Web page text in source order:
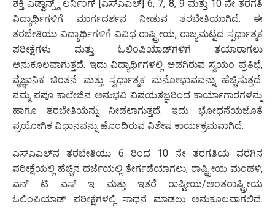
ಶಕ್ತಿ ಎಡ್ವಾನ್ಸ್ಡ್ ಲರ್ನಿಂಗ್ [ಎಸ್‌ಎಎಲ್] 6, 7, 8, 9 ಮತ್ತು 10 ನೇ ತರಗತಿ
ವಿದ್ಯಾರ್ಥಿಗಳಿಗೆ ಮಾರ್ಗದರ್ಶನ ನೀಡುವ ತರಬೇತಿಯಾಗಿದೆ. ಈ
ತರಬೇತಿಯು ವಿದ್ಯಾರ್ಥಿಗಳಿಗೆ ವಿವಿಧ ರಾಷ್ಟ್ರೀಯ, ರಾಜ್ಯಮಟ್ಟದ ಸ್ಪರ್ಧಾತ್ಮಕ
ಪರೀಕ್ಷೆಗಳು ಮತ್ತು ಓಲಿಂಪಿಯಾಡ್‌ಗಳಿಗೆ ತಯಾರಾಗಲು
ಅನುಕೂಲವಾಗುತ್ತದೆ. ಇದು ವಿದ್ಯಾರ್ಥಿಗಳಲ್ಲಿ ಅಡಗಿರುವ ಸ್ವಯಂ ಪ್ರತಿಭೆ,
ವೈಜ್ಞಾನಿಕ ಚಿಂತನೆ ಮತ್ತು ಸ್ವರ್ಧಾತ್ಮಕ ಮನೋಭಾವವನ್ನು ಹೆಚ್ಚಿಸುತ್ತದೆ.
ನಮ್ಮ ಪಪೂ ಕಾಲೇಜಿನ ಅನುಭವಿ ವಿಷಯತಜ್ಞರಿಂದ ಕಾರ್ಯಾಗಾರಗಳನ್ನು
ಹಾಗೂ ತರಬೇತಿಯನ್ನು ನೀಡಲಾಗುತ್ತದೆ. ಇದು ಭೋಧನೆಯಜೊತೆ
ಪ್ರಯೋಗಿಕ ವಿಧಾನವನ್ನು ಹೊಂದಿರುವ ವಿಶೇಷ ಕಾರ್ಯಕ್ರಮವಾಗಿದೆ.
ಎಸ್‌ಎಎಲ್‌ನ ತರಬೇತಿಯು 6 ರಿಂದ 10 ನೇ ತರಗತಿಯ ವರೆಗಿನ
ಪರೀಕ್ಷೆಯಲ್ಲಿ ಹೆಚ್ಚಿನ ದರ್ಜೆಯಲ್ಲಿ ತೇರ್ಗಡೆಯಾಗಲು, ರಾಷ್ಟ್ರೀಯ ಮಂಡಳಿ,
ಎನ್ ಟಿ ಎಸ್ ಇ ಮತ್ತು ಇತರೆ ರಾಷ್ಟೀಯ/ಅಂತರಾಷ್ಟ್ರೀಯ
ಓಲಿಂಪಿಯಾಡ್‌ ಪರೀಕ್ಷೆಗಳಲ್ಲಿ ಸಾಧನೆ ಮಾಡಲು ಅನುಕೂಲವಾಗಲಿದೆ.